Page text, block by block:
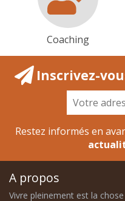
Coaching
Inscrivez-
Restez informés en
A propos
Vivre pleinement est la